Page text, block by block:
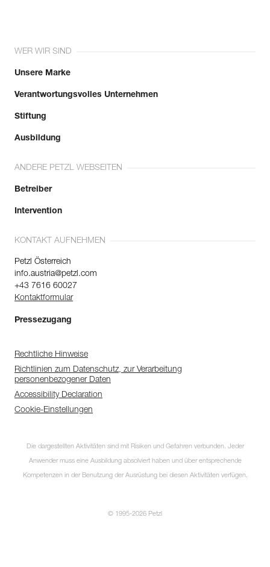
WER WIR SIND
Unsere Marke
Verantwortungsvolles Unternehmen
Stiftung
Ausbildung
ANDERE PETZL WEBSEITEN
Betreiber
Intervention
KONTAKT AUFNEHMEN
Petzl Österreich
info.austria@petzl.com
+43 7616 60027
Kontaktformular
Pressezugang
Rechtliche Hinweise
Richtlinien zum Datenschutz, zur Verarbeitung
personenbezogener Daten
Accessibility Declaration
Cookie-Einstellungen
Die dargestellten Aktivitäten sind mit Risiken und Gefahren verbunden. Jeder
Anwender muss eine Ausbildung absolviert haben und über entsprechende
Kompetenzen in der Benutzung der Ausrüstung bei diesen Aktivitäten verfügen.
© 1995-2026 Petzl